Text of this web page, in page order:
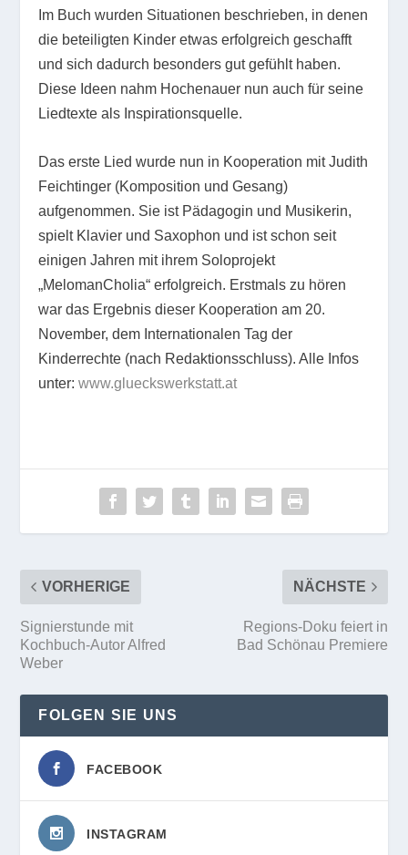
Im Buch wurden Situationen beschrieben, in denen
die beteiligten Kinder etwas erfolgreich geschafft
und sich dadurch besonders gut gefühlt haben.
Diese Ideen nahm Hochenauer nun auch für seine
Liedtexte als Inspirationsquelle.
Das erste Lied wurde nun in Kooperation mit Judith
Feichtinger (Komposition und Gesang)
aufgenommen. Sie ist Pädagogin und Musikerin,
spielt Klavier und Saxophon und ist schon seit
einigen Jahren mit ihrem Soloprojekt
„MelomanCholia“ erfolgreich. Erstmals zu hören
war das Ergebnis dieser Kooperation am 20.
November, dem Internationalen Tag der
Kinderrechte (nach Redaktionsschluss). Alle Infos
unter:www.glueckswerkstatt.at
VORHERIGE
Signierstunde mit
Kochbuch-Autor Alfred
Weber
NÄCHSTE
Regions-Doku feiert in
Bad Schönau Premiere
FOLGEN SIE UNS
FACEBOOK
INSTAGRAM